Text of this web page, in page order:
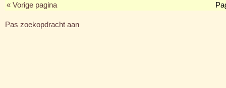
« Vorige pagina
Pas zoekopdracht aan